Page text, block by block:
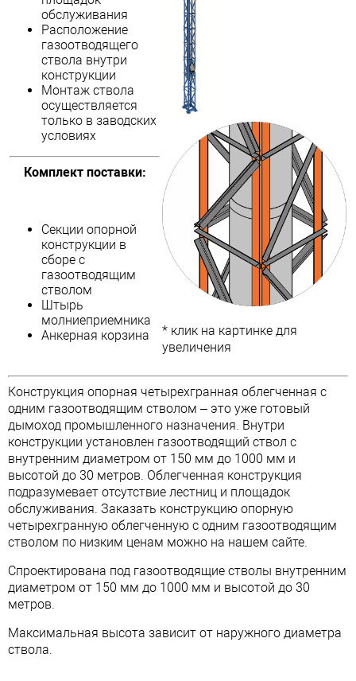
обслуживания
Расположение
газоотводящего
ствола внутри
конструкции
Монтаж ствола
осуществляется
только в заводских
условиях
Комплект поставки:
Секции опорной
конструкции в
сборе с
газоотводящим
стволом
Штырь
молниеприемника
Анкерная корзина
* клик на картинке для
увеличения
Конструкция опорная четырехгранная облегченная с
одним газоотводящим стволом – это уже готовый
дымоход промышленного назначения. Внутри
конструкции установлен газоотводящий ствол с
внутренним диаметром от 150 мм до 1000 мм и
высотой до 30 метров. Облегченная конструкция
подразумевает отсутствие лестниц и площадок
обслуживания. Заказать конструкцию опорную
четырехгранную облегченную с одним газоотводящим
стволом по низким ценам можно на нашем сайте.
Спроектирована под газоотводящие стволы внутренним
диаметром от 150 мм до 1000 мм и высотой до 30
метров.
Максимальная высота зависит от наружного диаметра
ствола.